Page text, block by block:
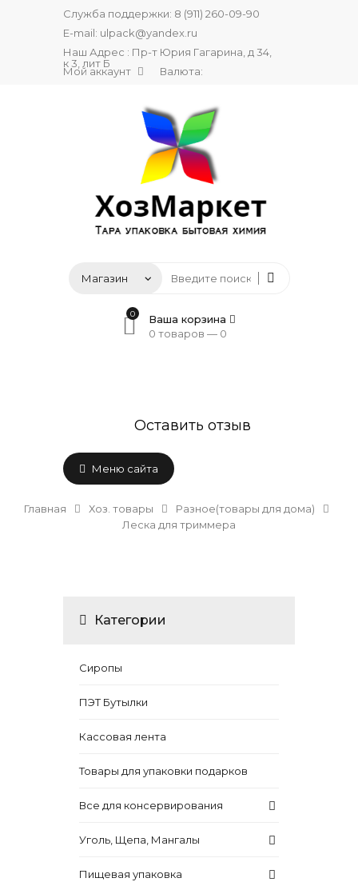
Служба поддержки: 8 (911) 260-09-90
E-mail: ulpack@yandex.ru
Наш Адрес : Пр-т Юрия Гагарина, д 34,
к 3, лит Б
Мой аккаунт Валюта:
0
Ваша корзина
0 товаров — 0
Оставить отзыв
Меню сайта
Главная Хоз. товары
Разное(товары для дома)
Леска для триммера
Категории
Сиропы
ПЭТ Бутылки
Кассовая лента
Товары для упаковки подарков
Все для консервирования
Уголь, Щепа, Мангалы
Пищевая упаковка